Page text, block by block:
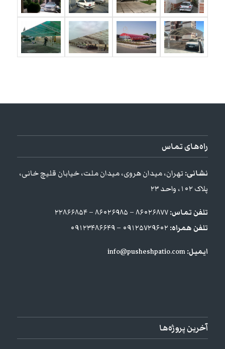
راه‌های تماس
نشانی: تهران، میدان هروی، میدان ملت، خیابان قلیچ خانی،
پلاک ۱۰۲، واحد ۲۳
تلفن تماس:
تلفن همراه: ۰۹۱۲۵۷۲۹۶۰۲ – ۰۹۱۲۳۴۸۶۶۴۹
ایمیل:info@pusheshpatio.com
آخرین پروژه‌ها